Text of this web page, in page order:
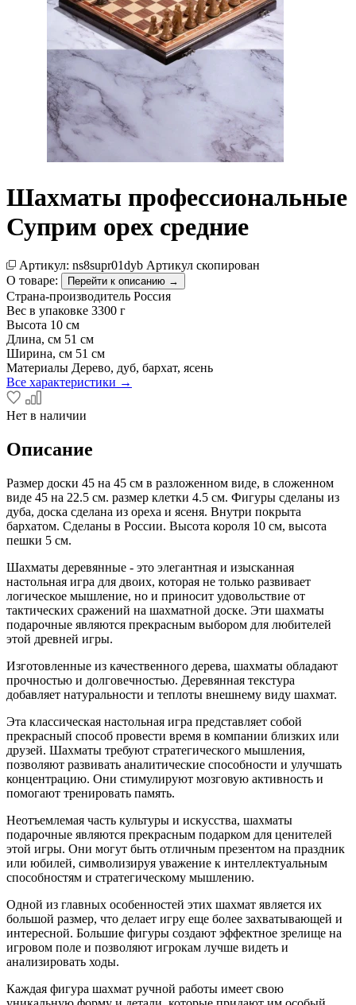
Шахматы профессиональные
Суприм орех средние
Артикул: ns8supr01dyb Артикул скопирован
О товаре:
Перейти к описанию →
Страна-производитель Россия
Вес в упаковке 3300 г
Высота 10 см
Длина, см 51 см
Ширина, см 51 см
Материалы Дерево, дуб, бархат, ясень
Все характеристики →
Нет в наличии
Описание
Размер доски 45 на 45 см в разложенном виде, в сложенном
виде 45 на 22.5 см. размер клетки 4.5 см. Фигуры сделаны из
дуба, доска сделана из ореха и ясеня. Внутри покрыта
бархатом. Сделаны в России. Высота короля 10 см, высота
пешки 5 см.
Шахматы деревянные - это элегантная и изысканная
настольная игра для двоих, которая не только развивает
логическое мышление, но и приносит удовольствие от
тактических сражений на шахматной доске. Эти шахматы
подарочные являются прекрасным выбором для любителей
этой древней игры.
Изготовленные из качественного дерева, шахматы обладают
прочностью и долговечностью. Деревянная текстура
добавляет натуральности и теплоты внешнему виду шахмат.
Эта классическая настольная игра представляет собой
прекрасный способ провести время в компании близких или
друзей. Шахматы требуют стратегического мышления,
позволяют развивать аналитические способности и улучшать
концентрацию. Они стимулируют мозговую активность и
помогают тренировать память.
Неотъемлемая часть культуры и искусства, шахматы
подарочные являются прекрасным подарком для ценителей
этой игры. Они могут быть отличным презентом на праздник
или юбилей, символизируя уважение к интеллектуальным
способностям и стратегическому мышлению.
Одной из главных особенностей этих шахмат является их
большой размер, что делает игру еще более захватывающей и
интересной. Большие фигуры создают эффектное зрелище на
игровом поле и позволяют игрокам лучше видеть и
анализировать ходы.
Каждая фигура шахмат ручной работы имеет свою